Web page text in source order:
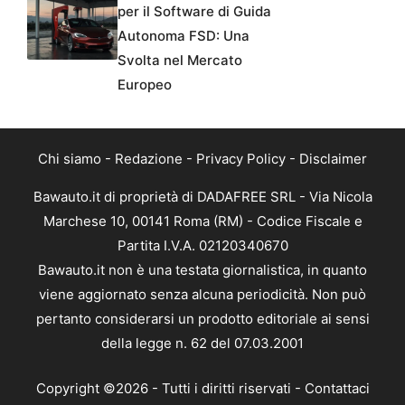
per il Software di Guida
Autonoma FSD: Una
Svolta nel Mercato
Europeo
Chi siamo - Redazione - Privacy Policy - Disclaimer
Bawauto.it di proprietà di DADAFREE SRL - Via Nicola
Marchese 10, 00141 Roma (RM) - Codice Fiscale e
Partita I.V.A. 02120340670
Bawauto.it non è una testata giornalistica, in quanto
viene aggiornato senza alcuna periodicità. Non può
pertanto considerarsi un prodotto editoriale ai sensi
della legge n. 62 del 07.03.2001
Copyright ©2026 - Tutti i diritti riservati - Contattaci